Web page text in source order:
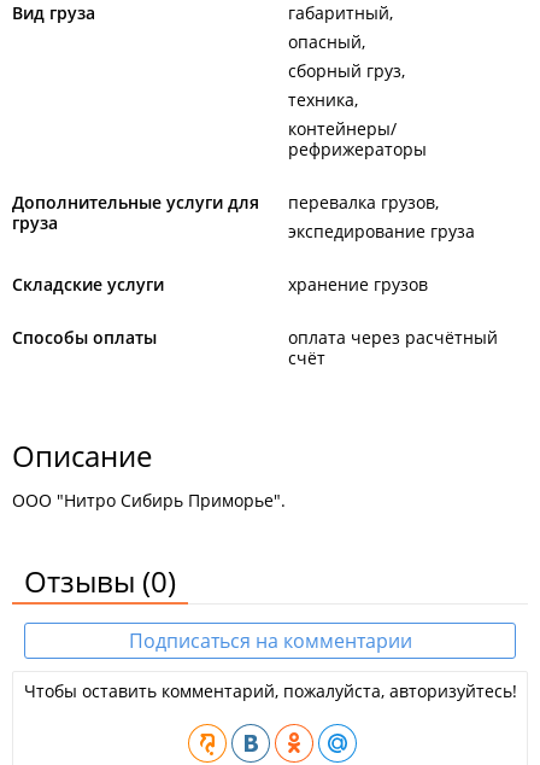
Вид груза
габаритный
опасный
сборный груз
техника
контейнеры/
рефрижераторы
Дополнительные услуги для
груза
перевалка грузов
экспедирование груза
Складские услуги хранение грузов
Способы оплаты
оплата через расчётный
счёт
Описание
ООО "Нитро Сибирь Приморье".
Отзывы (0)
Подписаться на комментарии
Чтобы оставить комментарий, пожалуйста, авторизуйтесь!